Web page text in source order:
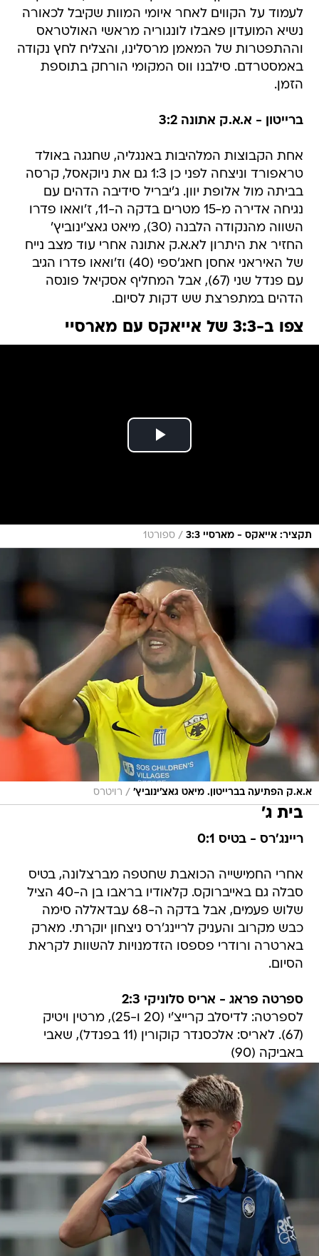
לעמוד על הקווים לאחר איומי המוות שקיבל לכאורה
נשיא המועדון פאבלו לונגוריה מראשי האולטראס
וההתפטרות של המאמן מרסלינו, והצליח לחץ נקודה
באמסטרדם. סילבנו ווס המקומי הורחק בתוספת
הזמן.
ברייטון - א.א.ק אתונה 3:2
אחת הקבוצות המלהיבות באנגליה, שחגגה באולד
טראפורד וניצחה לפני כן 1:3 גם את ניוקאסל, קרסה
בביתה מול אלופת יוון. ג'יבריל סידיבה הדהים עם
נגיחה אדירה מ-15 מטרים בדקה ה-11, ז'ואאו פדרו
השווה מהנקודה הלבנה (30), מיאט גאצ'ינוביץ'
החזיר את היתרון לא.א.ק אתונה אחרי עוד מצב נייח
של האיראני אחסן חאג'ספי (40) וז'ואאו פדרו הגיב
עם פנדל שני (67), אבל המחליף אסקיאל פונסה
הדהים במתפרצת שש דקות לסיום.
צפו ב-3:3 של אייאקס עם מארסיי
תקציר: אייאקס - מארסיי 3:3 / ספורט1
א.א.ק הפתיעה בברייטון. מיאט גאצ'ינוביץ' / רויטרס
בית ג'
ריינג'רס - בטיס 0:1
אחרי החמישייה הכואבת שחטפה מברצלונה, בטיס
סבלה גם באייברוקס. קלאודיו בראבו בן ה-40 הציל
שלוש פעמים, אבל בדקה ה-68 עבדאללה סימה
כבש מקרוב והעניק לריינג'רס ניצחון יוקרתי. מארק
בארטרה ורודרי פספסו הזדמנויות להשוות לקראת
הסיום.
ספרטה פראג - אריס סלוניקי 2:3
לספרטה: לדיסלב קרייצ'י (20 ו-25), מרטין ויטיק
(67). לאריס: אלכסנדר קוקורין (11 בפנדל), שאבי
באביקה (90)